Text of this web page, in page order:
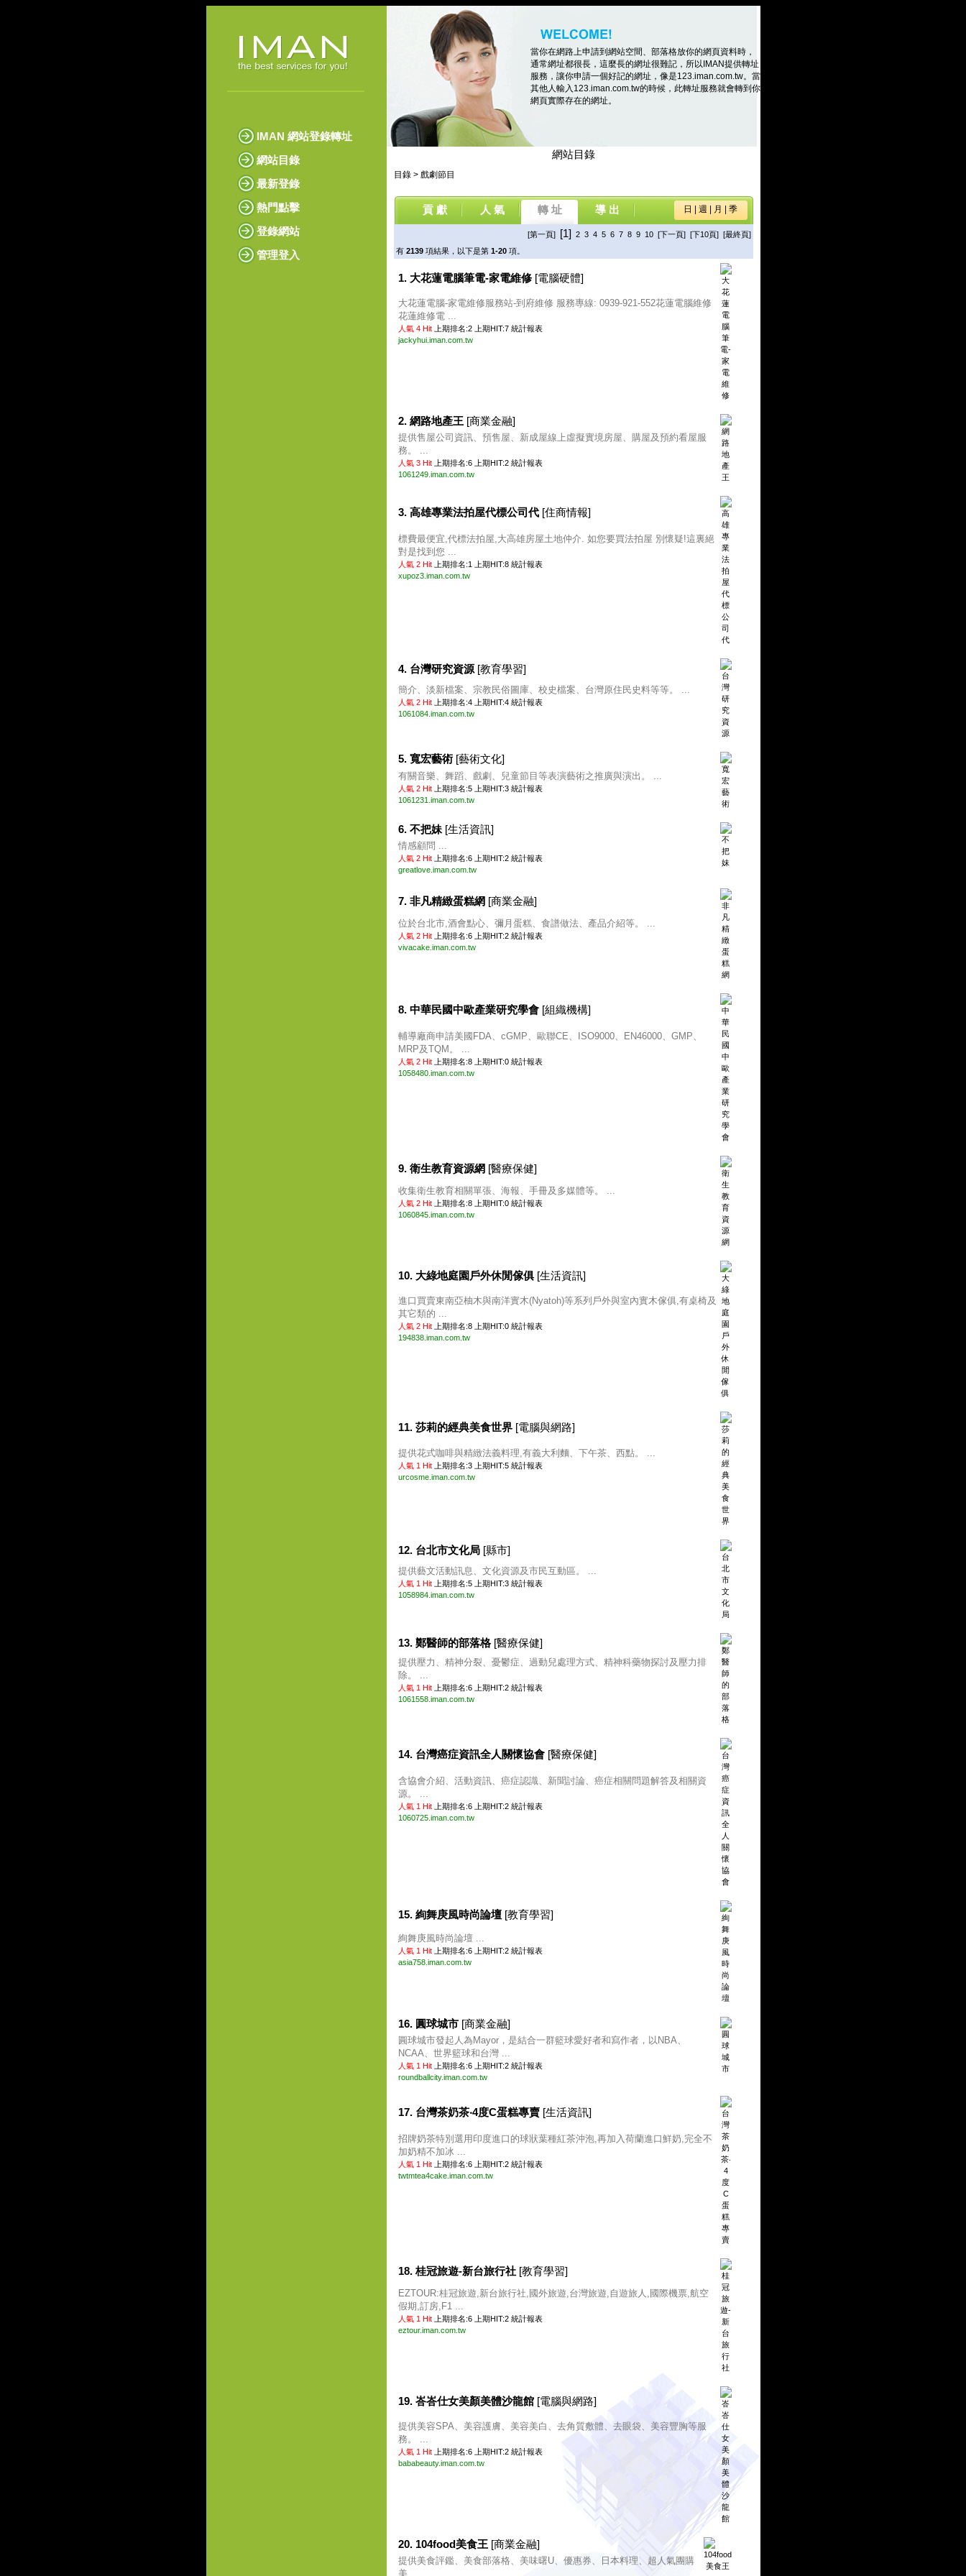
IMAN 網站登錄轉址
網站目錄
最新登錄
熱門點擊
登錄網站
管理登入
當你在網路上申請到網站空間、部落格放你的網頁資料時，
通常網址都很長，這麼長的網址很難記，所以IMAN提供轉址
服務，讓你申請一個好記的網址，像是123.iman.com.tw。當
其他人輸入123.iman.com.tw的時候，此轉址服務就會轉到你
網頁實際存在的網址。
網站目錄
目錄 > 戲劇節目
貢 獻 人 氣 轉 址 導 出 日 週 月 季
[第一頁] [1] 2 3 4 5 6 7 8 9 10 [下一頁] [下10頁] [最終頁]
有 2139 項結果，以下是第 1-20項。
1. 大花蓮電腦筆電-家電維修 [電腦硬體]
大花蓮電腦-家電維修服務站-到府維修 服務專線: 0939-921-552花蓮電腦維修
花蓮維修電 ...
人氣 4 Hit 上期排名:2 上期HIT:7 統計報表
jackyhui.iman.com.tw
2. 網路地產王 [商業金融]
提供售屋公司資訊、預售屋、新成屋線上虛擬實境房屋、購屋及預約看屋服
務。 ...
人氣 3 Hit 上期排名:6 上期HIT:2 統計報表
1061249.iman.com.tw
3. 高雄專業法拍屋代標公司代 [住商情報]
標費最便宜,代標法拍屋,大高雄房屋土地仲介. 如您要買法拍屋 別懷疑!這裏絕
對是找到您 ...
人氣 2 Hit 上期排名:1 上期HIT:8 統計報表
xupoz3.iman.com.tw
4. 台灣研究資源 [教育學習]
簡介、淡新檔案、宗教民俗圖庫、校史檔案、台灣原住民史料等等。 ...
人氣 2 Hit 上期排名:4 上期HIT:4 統計報表
1061084.iman.com.tw
5. 寬宏藝術 [藝術文化]
有關音樂、舞蹈、戲劇、兒童節目等表演藝術之推廣與演出。 ...
人氣 2 Hit 上期排名:5 上期HIT:3 統計報表
1061231.iman.com.tw
6. 不把妹 [生活資訊]
情感顧問 ...
人氣 2 Hit 上期排名:6 上期HIT:2 統計報表
greatlove.iman.com.tw
7. 非凡精緻蛋糕網 [商業金融]
位於台北市,酒會點心、彌月蛋糕、食譜做法、產品介紹等。 ...
人氣 2 Hit 上期排名:6 上期HIT:2 統計報表
vivacake.iman.com.tw
8. 中華民國中歐產業研究學會 [組織機構]
輔導廠商申請美國FDA、cGMP、歐聯CE、ISO9000、EN46000、GMP、
MRP及TQM。 ...
人氣 2 Hit 上期排名:8 上期HIT:0 統計報表
1058480.iman.com.tw
9. 衛生教育資源網 [醫療保健]
收集衛生教育相關單張、海報、手冊及多媒體等。 ...
人氣 2 Hit 上期排名:8 上期HIT:0 統計報表
1060845.iman.com.tw
10. 大綠地庭園戶外休閒傢俱 [生活資訊]
進口買賣東南亞柚木與南洋實木(Nyatoh)等系列戶外與室內實木傢俱,有桌椅及
其它類的 ...
人氣 2 Hit 上期排名:8 上期HIT:0 統計報表
194838.iman.com.tw
11. 莎莉的經典美食世界 [電腦與網路]
提供花式咖啡與精緻法義料理,有義大利麵、下午茶、西點。 ...
人氣 1 Hit 上期排名:3 上期HIT:5 統計報表
urcosme.iman.com.tw
12. 台北市文化局 [縣市]
提供藝文活動訊息、文化資源及市民互動區。 ...
人氣 1 Hit 上期排名:5 上期HIT:3 統計報表
1058984.iman.com.tw
13. 鄭醫師的部落格 [醫療保健]
提供壓力、精神分裂、憂鬱症、過動兒處理方式、精神科藥物探討及壓力排
除。 ...
人氣 1 Hit 上期排名:6 上期HIT:2 統計報表
1061558.iman.com.tw
14. 台灣癌症資訊全人關懷協會 [醫療保健]
含協會介紹、活動資訊、癌症認識、新聞討論、癌症相關問題解答及相關資
源。 ...
人氣 1 Hit 上期排名:6 上期HIT:2 統計報表
1060725.iman.com.tw
15. 絢舞庚風時尚論壇 [教育學習]
絢舞庚風時尚論壇 ...
人氣 1 Hit 上期排名:6 上期HIT:2 統計報表
asia758.iman.com.tw
16. 圓球城市 [商業金融]
圓球城市發起人為Mayor，是結合一群籃球愛好者和寫作者，以NBA、
NCAA、世界籃球和台灣 ...
人氣 1 Hit 上期排名:6 上期HIT:2 統計報表
roundballcity.iman.com.tw
17. 台灣茶奶茶‧4度C蛋糕專賣 [生活資訊]
招牌奶茶特別選用印度進口的球狀葉種紅茶沖泡,再加入荷蘭進口鮮奶,完全不
加奶精不加冰 ...
人氣 1 Hit 上期排名:6 上期HIT:2 統計報表
twtmtea4cake.iman.com.tw
18. 桂冠旅遊-新台旅行社 [教育學習]
EZTOUR:桂冠旅遊,新台旅行社,國外旅遊,台灣旅遊,自遊旅人,國際機票,航空
假期,訂房,F1 ...
人氣 1 Hit 上期排名:6 上期HIT:2 統計報表
eztour.iman.com.tw
19. 峇峇仕女美顏美體沙龍館 [電腦與網路]
提供美容SPA、美容護膚、美容美白、去角質敷體、去眼袋、美容豐胸等服
務。 ...
人氣 1 Hit 上期排名:6 上期HIT:2 統計報表
bababeauty.iman.com.tw
20. 104food美食王 [商業金融]
提供美食評鑑、美食部落格、美味曙U、優惠券、日本料理、超人氣團購
美 ...